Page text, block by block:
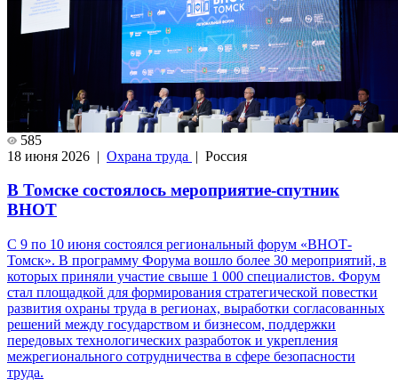
585
18 июня 2026 | Охрана труда | Россия
В Томске состоялось мероприятие-спутник
ВНОТ
С 9 по 10 июня состоялся региональный форум «ВНОТ-
Томск». В программу Форума вошло более 30 мероприятий, в
которых приняли участие свыше 1 000 специалистов. Форум
стал площадкой для формирования стратегической повестки
развития охраны труда в регионах, выработки согласованных
решений между государством и бизнесом, поддержки
передовых технологических разработок и укрепления
межрегионального сотрудничества в сфере безопасности
труда.